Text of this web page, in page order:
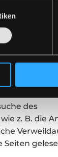
des
Seiten
des
z. B. die
Seiten